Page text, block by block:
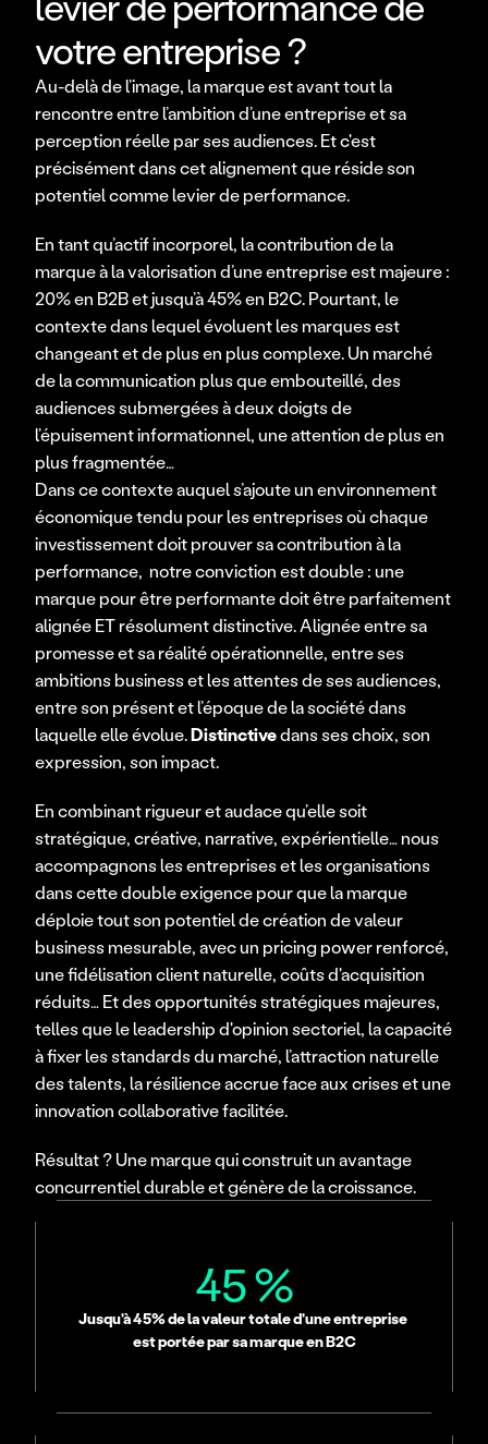
votre entreprise ?
Au-delà de l’image, la marque est avant tout la
rencontre entre l’ambition d’une entreprise et sa
perception réelle par ses audiences. Et c'est
précisément dans cet alignement que réside son
potentiel comme levier de performance.
En tant qu’actif incorporel, la contribution de la
marqueà la valorisation d’une entreprise est majeure :
20% en B2B et jusqu’à 45% en B2C. Pourtant, le
contexte dans lequel évoluent les marques est
changeant et de plus en plus complexe. Un marché
de la communication plus que embouteillé, des
audiences submergées à deux doigts de
l’épuisement informationnel, une attention de plus en
plus fragmentée…
Dans ce contexte auquel s’ajoute un environnement
économique tendu pour les entreprises où chaque
investissement doit prouver sa contribution à la
performance,  notre conviction est double : une
marque pour être performante doit être parfaitement
alignée ET résolument distinctive. Alignée entre sa
promesse et sa réalité opérationnelle, entre ses
ambitions business et les attentes de ses audiences,
entre son présent et l’époque de la société dans
laquelle elle évolue. Distinctive dans ses choix, son
expression, son impact.
En combinant rigueur et audace qu’elle soit
stratégique, créative, narrative, expérientielle… nous
accompagnons les entreprises et les organisations
dans cette double exigence pour que la marque
déploie tout son potentiel de création de valeur
business mesurable, avec un pricing power renforcé,
une fidélisation client naturelle, coûts d'acquisition
réduits… Et des opportunités stratégiques majeures,
telles que le leadership d'opinion sectoriel, la capacité
à fixer les standards du marché, l’attraction naturelle
des talents, la résilience accrue face aux crises et une
innovation collaborative facilitée.
Résultat ? Une marque qui construit un avantage
concurrentiel durable et génère de la croissance.
45 %
Jusqu'à 45% de la valeur totale d'une entreprise
est portée par sa marque en B2C